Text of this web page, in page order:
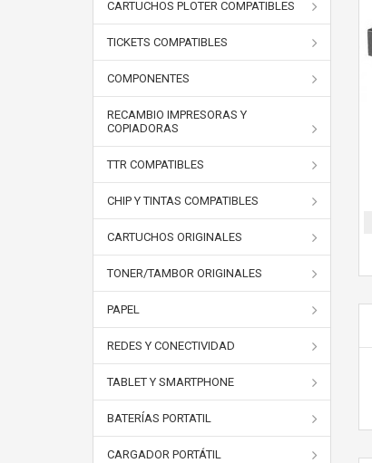
CARTUCHOS PLOTER COMPATIBLES
TICKETS COMPATIBLES
COMPONENTES
RECAMBIO IMPRESORAS Y
COPIADORAS
TTR COMPATIBLES
CHIP Y TINTAS COMPATIBLES
CARTUCHOS ORIGINALES
TONER/TAMBOR ORIGINALES
PAPEL
REDES Y CONECTIVIDAD
TABLET Y SMARTPHONE
BATERÍAS PORTATIL
CARGADOR PORTÁTIL